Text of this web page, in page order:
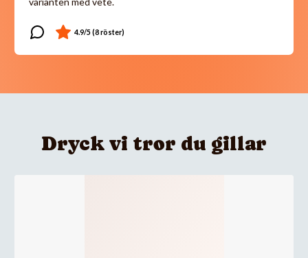
Dryck vi tror du gillar